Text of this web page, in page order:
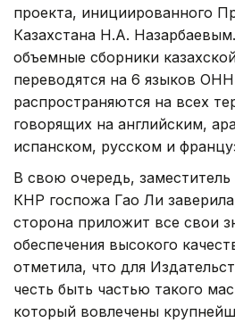
проекта, инициированного
Казахстана Н.А.
объемные сборники
переводятся на 6 языков
распространяются на всех
говорящих на английским,
испанском, русском и
В свою очередь,
КНР госпожа Гао Ли
сторона приложит все свои
обеспечения высокого
отметила, что для
честь быть частью такого
который вовлечены